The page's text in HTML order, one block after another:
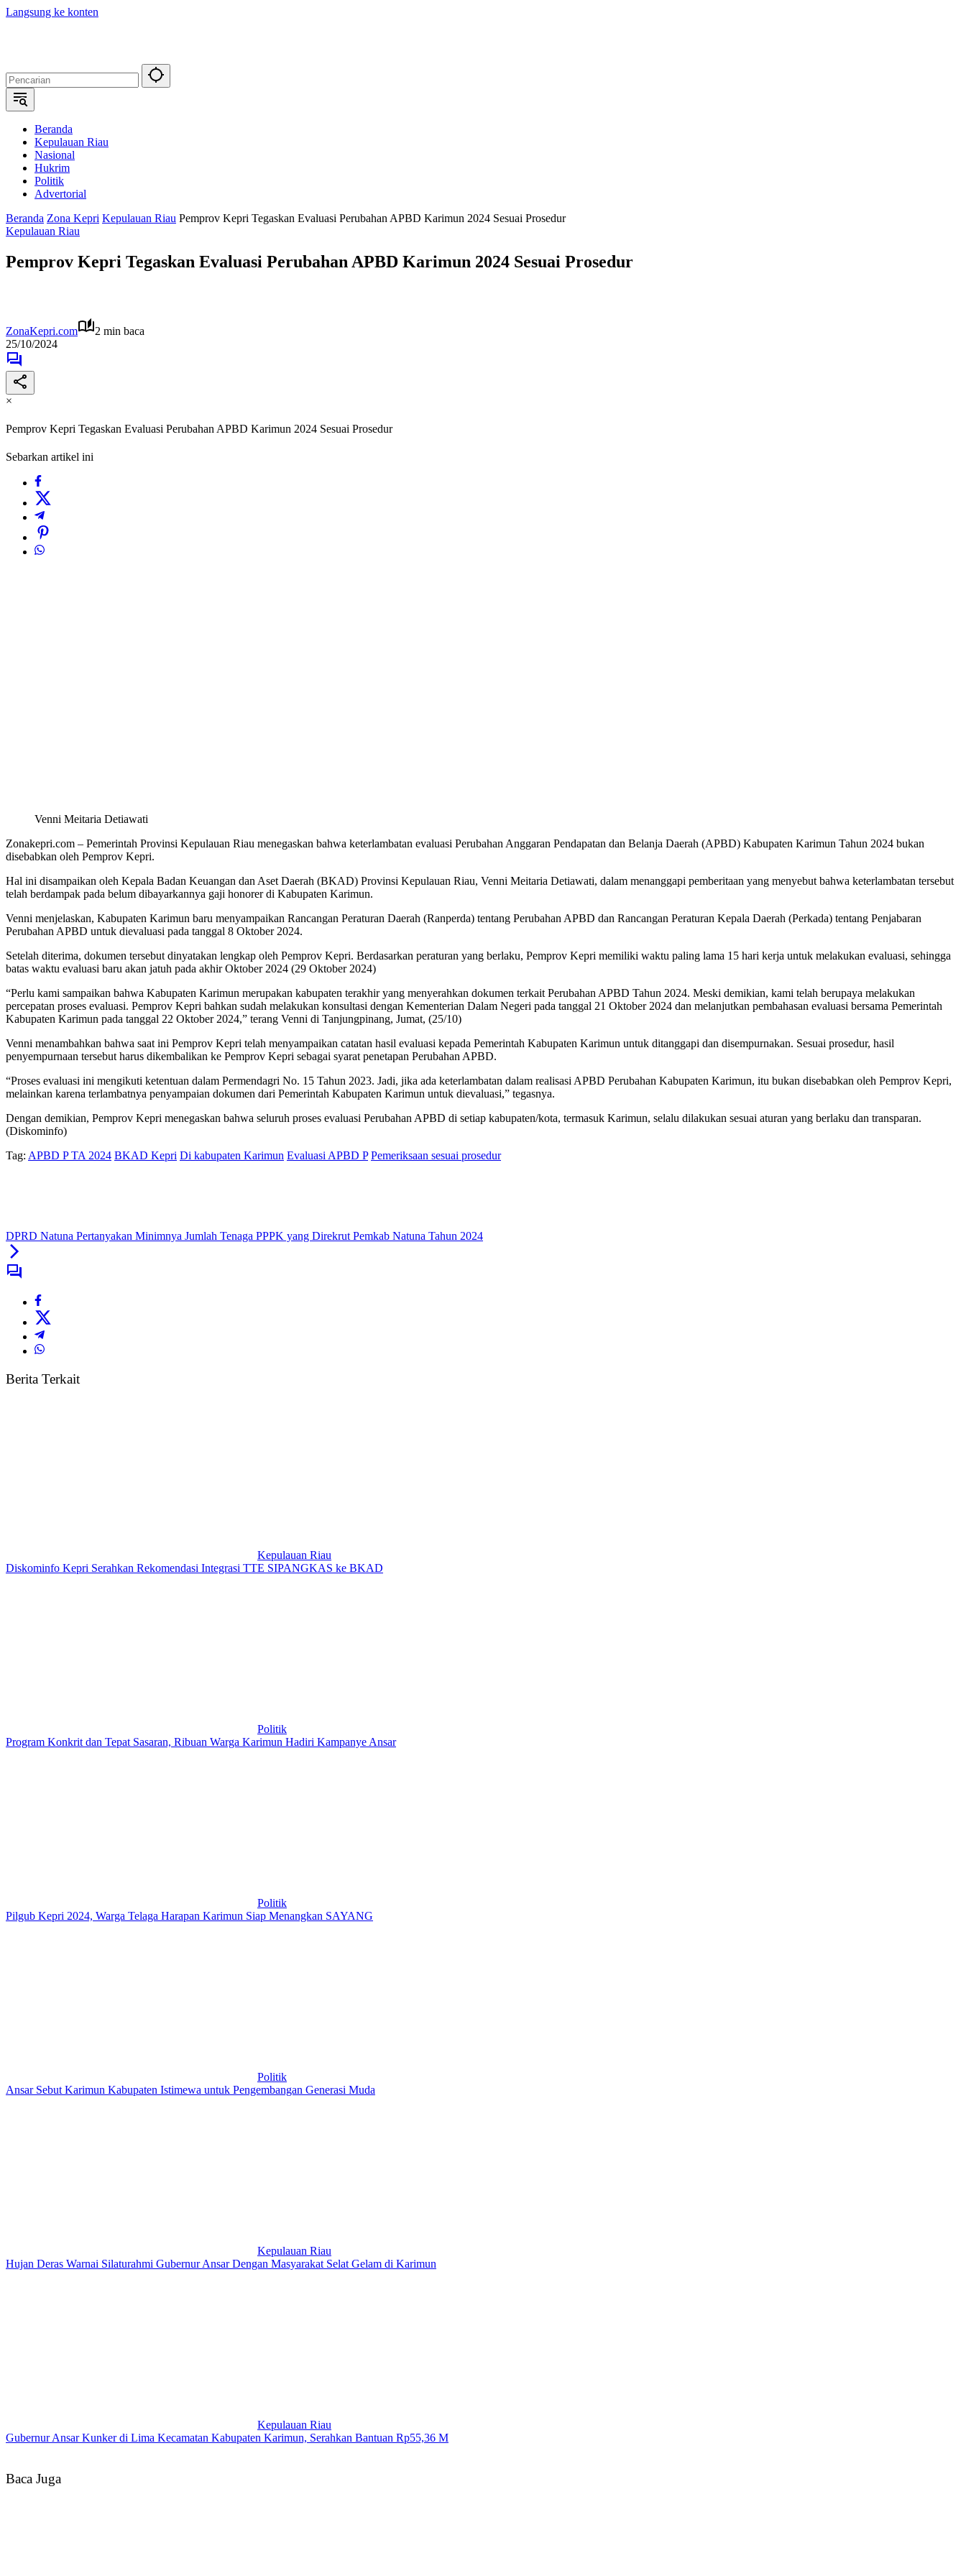
Langsung ke konten
Beranda
Kepulauan Riau
Nasional
Hukrim
Politik
Advertorial
Beranda Zona Kepri Kepulauan Riau Pemprov Kepri Tegaskan Evaluasi Perubahan APBD Karimun 2024 Sesuai Prosedur
Kepulauan Riau
Pemprov Kepri Tegaskan Evaluasi Perubahan APBD Karimun 2024 Sesuai Prosedur
ZonaKepri.com
2 min baca
25/10/2024
×
Pemprov Kepri Tegaskan Evaluasi Perubahan APBD Karimun 2024 Sesuai Prosedur
Sebarkan artikel ini
Venni Meitaria Detiawati
Zonakepri.com – Pemerintah Provinsi Kepulauan Riau menegaskan bahwa keterlambatan evaluasi Perubahan Anggaran Pendapatan dan Belanja Daerah (APBD) Kabupaten Karimun Tahun 2024 bukan
disebabkan oleh Pemprov Kepri.
Hal ini disampaikan oleh Kepala Badan Keuangan dan Aset Daerah (BKAD) Provinsi Kepulauan Riau, Venni Meitaria Detiawati, dalam menanggapi pemberitaan yang menyebut bahwa keterlambatan tersebut
telah berdampak pada belum dibayarkannya gaji honorer di Kabupaten Karimun.
Venni menjelaskan, Kabupaten Karimun baru menyampaikan Rancangan Peraturan Daerah (Ranperda) tentang Perubahan APBD dan Rancangan Peraturan Kepala Daerah (Perkada) tentang Penjabaran
Perubahan APBD untuk dievaluasi pada tanggal 8 Oktober 2024.
Setelah diterima, dokumen tersebut dinyatakan lengkap oleh Pemprov Kepri. Berdasarkan peraturan yang berlaku, Pemprov Kepri memiliki waktu paling lama 15 hari kerja untuk melakukan evaluasi, sehingga
batas waktu evaluasi baru akan jatuh pada akhir Oktober 2024 (29 Oktober 2024)
“Perlu kami sampaikan bahwa Kabupaten Karimun merupakan kabupaten terakhir yang menyerahkan dokumen terkait Perubahan APBD Tahun 2024. Meski demikian, kami telah berupaya melakukan
percepatan proses evaluasi. Pemprov Kepri bahkan sudah melakukan konsultasi dengan Kementerian Dalam Negeri pada tanggal 21 Oktober 2024 dan melanjutkan pembahasan evaluasi bersama Pemerintah
Kabupaten Karimun pada tanggal 22 Oktober 2024,” terang Venni di Tanjungpinang, Jumat, (25/10)
Venni menambahkan bahwa saat ini Pemprov Kepri telah menyampaikan catatan hasil evaluasi kepada Pemerintah Kabupaten Karimun untuk ditanggapi dan disempurnakan. Sesuai prosedur, hasil
penyempurnaan tersebut harus dikembalikan ke Pemprov Kepri sebagai syarat penetapan Perubahan APBD.
“Proses evaluasi ini mengikuti ketentuan dalam Permendagri No. 15 Tahun 2023. Jadi, jika ada keterlambatan dalam realisasi APBD Perubahan Kabupaten Karimun, itu bukan disebabkan oleh Pemprov Kepri,
melainkan karena terlambatnya penyampaian dokumen dari Pemerintah Kabupaten Karimun untuk dievaluasi,” tegasnya.
Dengan demikian, Pemprov Kepri menegaskan bahwa seluruh proses evaluasi Perubahan APBD di setiap kabupaten/kota, termasuk Karimun, selalu dilakukan sesuai aturan yang berlaku dan transparan.
(Diskominfo)
Tag: APBD P TA 2024 BKAD Kepri Di kabupaten Karimun Evaluasi APBD P Pemeriksaan sesuai prosedur
DPRD Natuna Pertanyakan Minimnya Jumlah Tenaga PPPK yang Direkrut Pemkab Natuna Tahun 2024
Berita Terkait
Kepulauan Riau
Diskominfo Kepri Serahkan Rekomendasi Integrasi TTE SIPANGKAS ke BKAD
Politik
Program Konkrit dan Tepat Sasaran, Ribuan Warga Karimun Hadiri Kampanye Ansar
Politik
Pilgub Kepri 2024, Warga Telaga Harapan Karimun Siap Menangkan SAYANG
Politik
Ansar Sebut Karimun Kabupaten Istimewa untuk Pengembangan Generasi Muda
Kepulauan Riau
Hujan Deras Warnai Silaturahmi Gubernur Ansar Dengan Masyarakat Selat Gelam di Karimun
Kepulauan Riau
Gubernur Ansar Kunker di Lima Kecamatan Kabupaten Karimun, Serahkan Bantuan Rp55,36 M
Baca Juga